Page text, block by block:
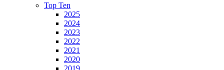
Top Ten
2025
2024
2023
2022
2021
2020
2019